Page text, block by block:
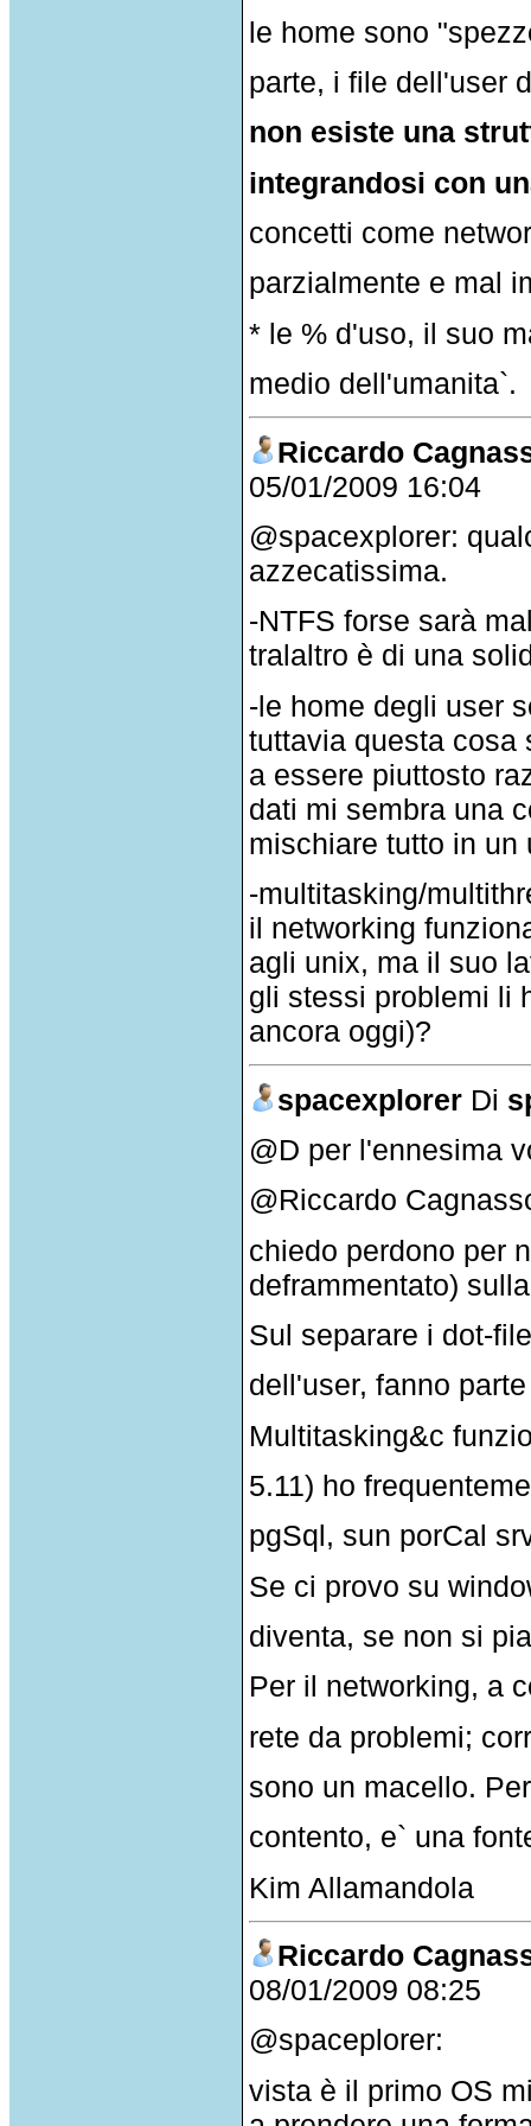
le home sono
parte, i file dell'user
non esiste una
integrandosi con
concetti come
parzialmente e mal
* le % d'uso, il suo
medio dell'umanita`.
Riccardo
05/01/2009 16:04
@spacexplorer:
azzecatissima.
-NTFS forse sarà
tralaltro è di una
-le home degli user
tuttavia questa cosa
a essere piuttosto
dati mi sembra una
mischiare tutto in
-multitasking/
il networking
agli unix, ma il suo
gli stessi problemi li
ancora oggi)?
spacexplorer Di
@D per l'ennesima
@Riccardo
chiedo perdono per
deframmentato)
Sul separare i dot-
dell'user, fanno
Multitasking&c
5.11) ho
pgSql, sun porCal
Se ci provo su
diventa, se non si
Per il networking, a
rete da problemi;
sono un macello.
contento, e` una
Kim Allamandola
Riccardo
08/01/2009 08:25
@spaceplorer:
vista è il primo OS